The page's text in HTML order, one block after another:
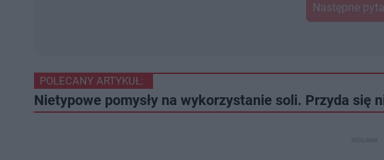
Następne
POLECANY ARTYKUŁ:
Nietypowe pomysły na wykorzystanie soli. Przyda się